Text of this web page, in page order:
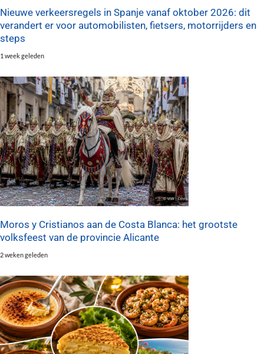
Nieuwe verkeersregels in Spanje vanaf oktober 2026: dit
verandert er voor automobilisten, fietsers, motorrijders en
steps
1 week geleden
Moros y Cristianos aan de Costa Blanca: het grootste
volksfeest van de provincie Alicante
2 weken geleden